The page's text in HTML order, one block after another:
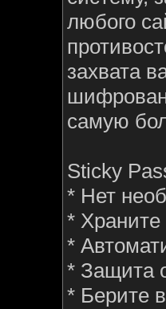
любого
захвата
самую
Sticky
* Нет
*
*
* Защита
* Берите